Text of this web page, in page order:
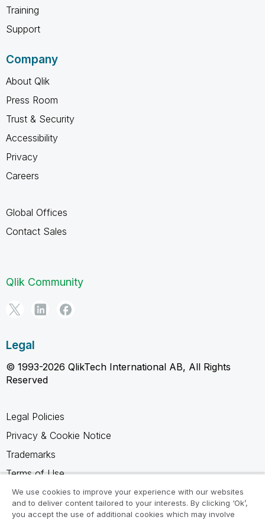
Training
Support
Company
About Qlik
Press Room
Trust & Security
Accessibility
Privacy
Careers
Global Offices
Contact Sales
Qlik Community
Legal
© 1993-2026 QlikTech International AB, All Rights
Reserved
Legal Policies
Privacy & Cookie Notice
Trademarks
Terms of Use
Legal Agreements
Product Terms
We use cookies to improve your experience with our websites
and to deliver content tailored to your interests. By clicking ‘Ok’,
you accept the use of additional cookies which may involve